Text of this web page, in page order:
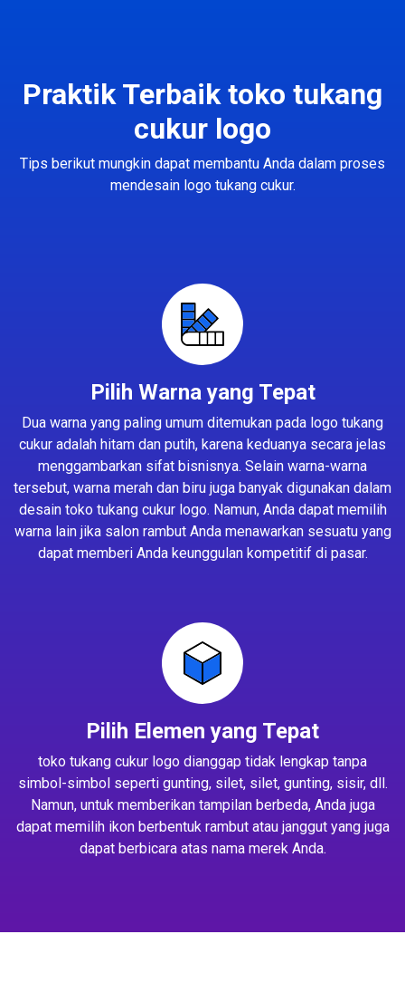
Praktik Terbaik toko tukang
cukur logo
Tips berikut mungkin dapat membantu Anda dalam proses
mendesain logo tukang cukur.
Pilih Warna yang Tepat
Dua warna yang paling umum ditemukan pada logo tukang
cukur adalah hitam dan putih, karena keduanya secara jelas
menggambarkan sifat bisnisnya. Selain warna-warna
tersebut, warna merah dan biru juga banyak digunakan dalam
desain toko tukang cukur logo. Namun, Anda dapat memilih
warna lain jika salon rambut Anda menawarkan sesuatu yang
dapat memberi Anda keunggulan kompetitif di pasar.
Pilih Elemen yang Tepat
toko tukang cukur logo dianggap tidak lengkap tanpa
simbol-simbol seperti gunting, silet, silet, gunting, sisir, dll.
Namun, untuk memberikan tampilan berbeda, Anda juga
dapat memilih ikon berbentuk rambut atau janggut yang juga
dapat berbicara atas nama merek Anda.